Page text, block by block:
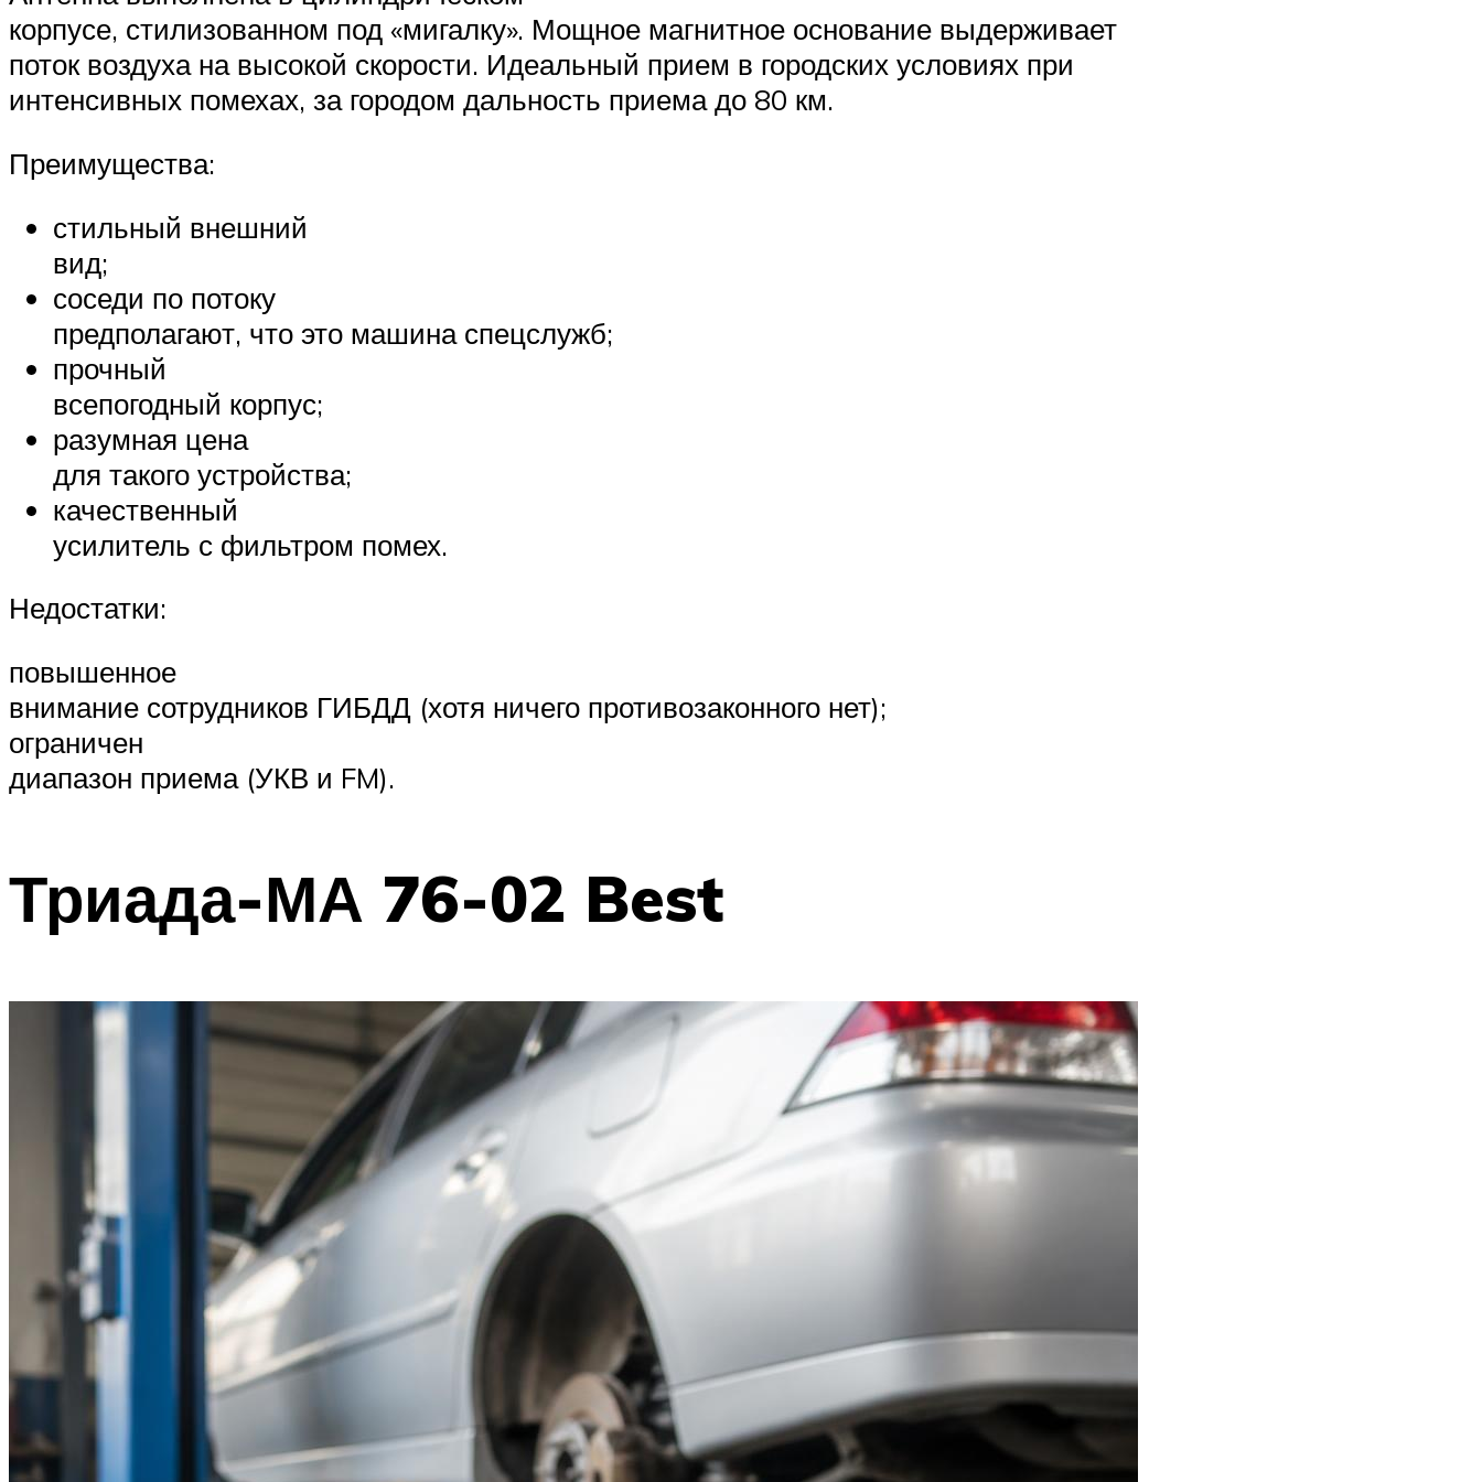
корпусе, стилизованном под «мигалку». Мощное магнитное основание выдерживает
поток воздуха на высокой скорости. Идеальный прием в городских условиях при
интенсивных помехах, за городом дальность приема до 80 км.
Преимущества:
стильный внешний
вид;
соседи по потоку
предполагают, что это машина спецслужб;
прочный
всепогодный корпус;
разумная цена
для такого устройства;
качественный
усилитель с фильтром помех.
Недостатки:
повышенное
внимание сотрудников ГИБДД (хотя ничего противозаконного нет);
ограничен
диапазон приема (УКВ и FM).
Триада-МА 76-02 Best